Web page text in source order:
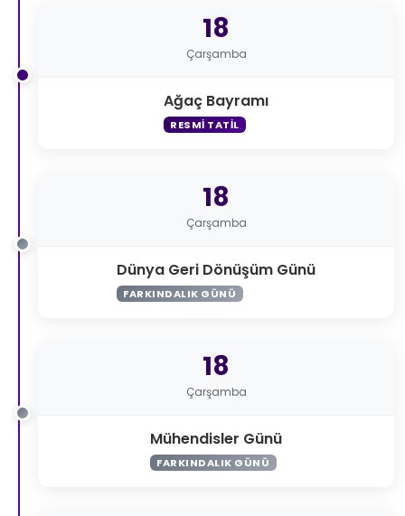
18
Çarşamba
Ağaç Bayramı
RESMI TATIL
18
Çarşamba
Dünya Geri Dönüşüm Günü
FARKINDALIK GÜNÜ
18
Çarşamba
Mühendisler Günü
FARKINDALIK GÜNÜ